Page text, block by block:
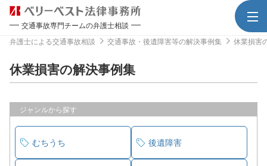
交通事故専門チームの弁護士相談
弁護士による交通事故相談
交通事故・後遺障害等の解決事例集 休業損害
休業損害の解決事例集
ジャンルから探す
むちうち 後遺障害